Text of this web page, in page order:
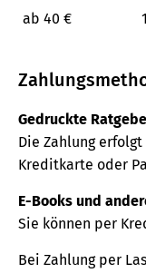
ab 40 €
Gedruckte
Die Zahlung erfolgt
Kreditkarte oder
E-Books und
Sie können per
Bei Zahlung per